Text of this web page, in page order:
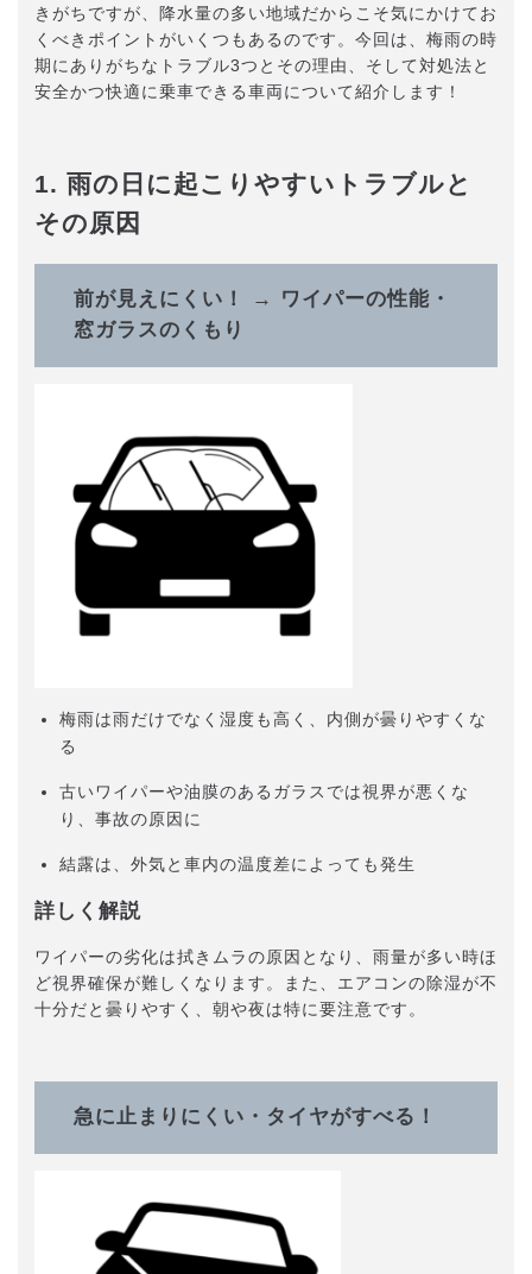
きがちですが、降水量の多い地域だからこそ気にかけてお
くべきポイントがいくつもあるのです。今回は、梅雨の時
期にありがちなトラブル3つとその理由、そして対処法と
安全かつ快適に乗車できる車両について紹介します！
1. 雨の日に起こりやすいトラブルと
その原因
前が見えにくい！ → ワイパーの性能・
窓ガラスのくもり
梅雨は雨だけでなく湿度も高く、内側が曇りやすくな
る
古いワイパーや油膜のあるガラスでは視界が悪くな
り、事故の原因に
結露は、外気と車内の温度差によっても発生
詳しく解説
ワイパーの劣化は拭きムラの原因となり、雨量が多い時ほ
ど視界確保が難しくなります。また、エアコンの除湿が不
十分だと曇りやすく、朝や夜は特に要注意です。
急に止まりにくい・タイヤがすべる！